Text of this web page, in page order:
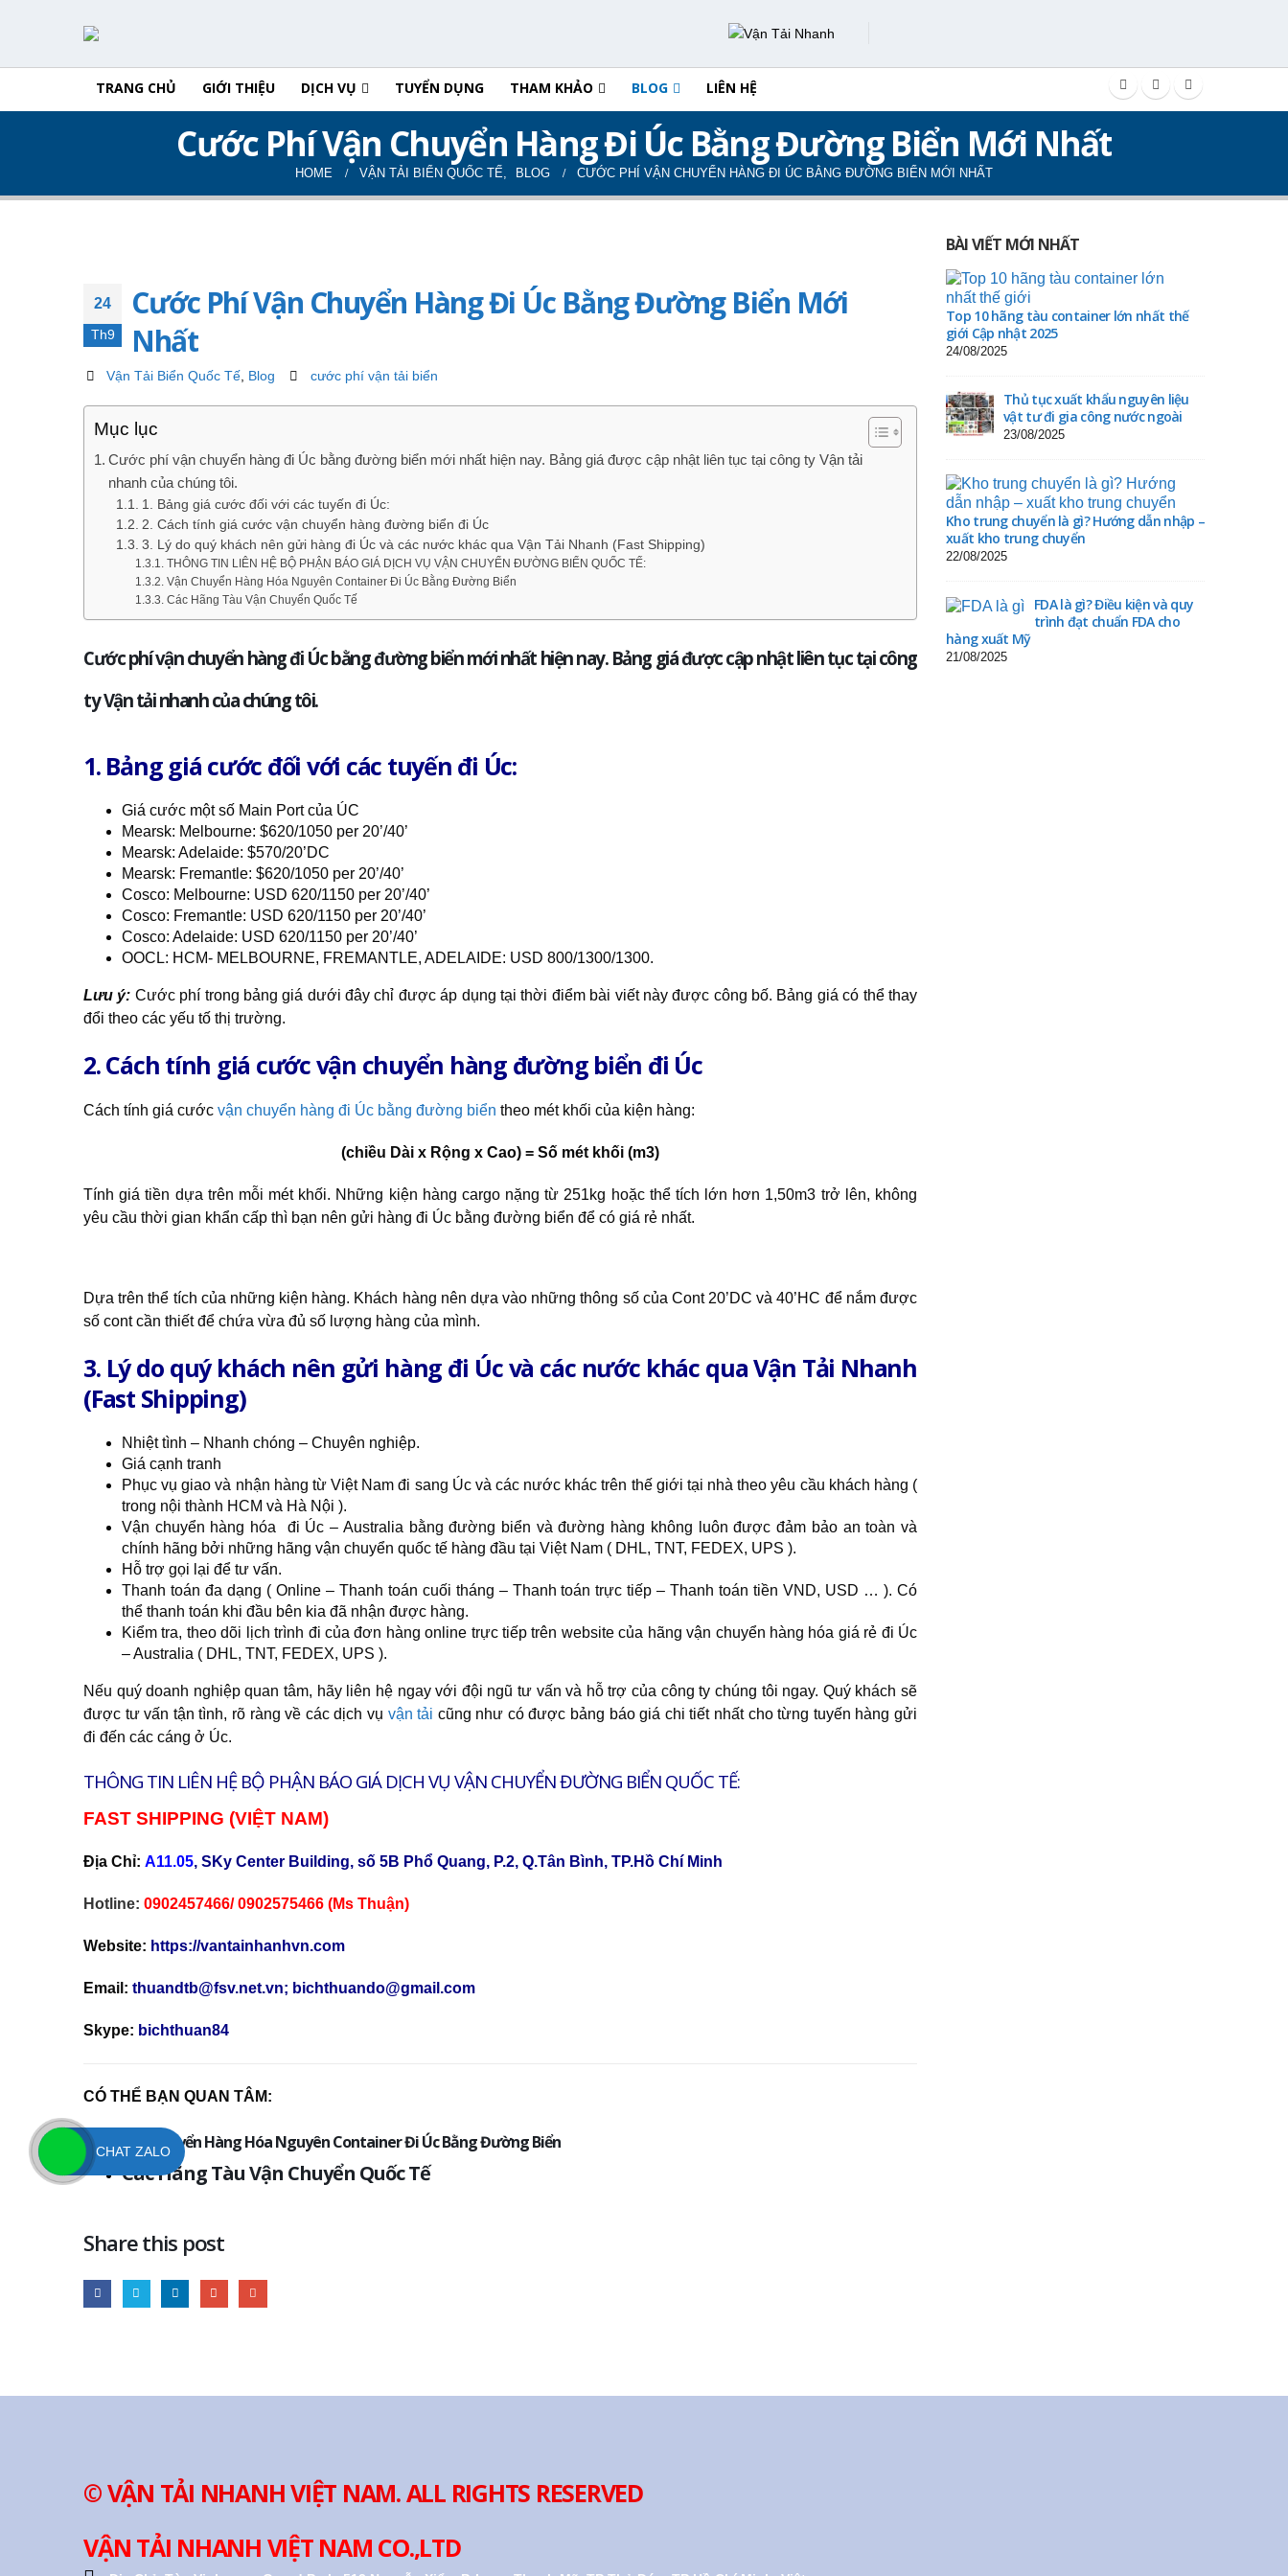
TRANG CHỦ GIỚI THIỆU DỊCH VỤ TUYỂN DỤNG THAM KHẢO BLOG LIÊN HỆ
Cước Phí Vận Chuyển Hàng Đi Úc Bằng Đường Biển Mới Nhất
HOME VẬN TẢI BIỂN QUỐC TẾ, BLOG CƯỚC PHÍ VẬN CHUYỂN HÀNG ĐI ÚC BẰNG ĐƯỜNG BIỂN MỚI NHẤT
24
Th9
Cước Phí Vận Chuyển Hàng Đi Úc Bằng Đường Biển Mới
Nhất
Vận Tải Biển Quốc Tế Blog cước phí vận tải biển
Mục lục
Cước phí vận chuyển hàng đi Úc bằng đường biển mới nhất hiện nay. Bảng giá được cập nhật liên tục tại công ty Vận tải
nhanh của chúng tôi.
1. Bảng giá cước đối với các tuyến đi Úc:
2. Cách tính giá cước vận chuyển hàng đường biển đi Úc
3. Lý do quý khách nên gửi hàng đi Úc và các nước khác qua Vận Tải Nhanh (Fast Shipping)
THÔNG TIN LIÊN HỆ BỘ PHẬN BÁO GIÁ DỊCH VỤ VẬN CHUYỂN ĐƯỜNG BIỂN QUỐC TẾ:
Vận Chuyển Hàng Hóa Nguyên Container Đi Úc Bằng Đường Biển
Các Hãng Tàu Vận Chuyển Quốc Tế
Cước phí vận chuyển hàng đi Úc bằng đường biển mới nhất hiện nay. Bảng giá được cập nhật liên tục tại công
ty Vận tải nhanh của chúng tôi.
1. Bảng giá cước đối với các tuyến đi Úc:
Giá cước một số Main Port của ÚC
Mearsk: Melbourne: $620/1050 per 20’/40’
Mearsk: Adelaide: $570/20’DC
Mearsk: Fremantle: $620/1050 per 20’/40’
Cosco: Melbourne: USD 620/1150 per 20’/40’
Cosco: Fremantle: USD 620/1150 per 20’/40’
Cosco: Adelaide: USD 620/1150 per 20’/40’
OOCL: HCM- MELBOURNE, FREMANTLE, ADELAIDE: USD 800/1300/1300.
Lưu ý: Cước phí trong bảng giá dưới đây chỉ được áp dụng tại thời điểm bài viết này được công bố. Bảng giá có thể thay
đổi theo các yếu tố thị trường.
2. Cách tính giá cước vận chuyển hàng đường biển đi Úc
Cách tính giá cước vận chuyển hàng đi Úc bằng đường biển theo mét khối của kiện hàng:
(chiều Dài x Rộng x Cao) = Số mét khối (m3)
Tính giá tiền dựa trên mỗi mét khối. Những kiện hàng cargo nặng từ 251kg hoặc thể tích lớn hơn 1,50m3 trở lên, không
yêu cầu thời gian khẩn cấp thì bạn nên gửi hàng đi Úc bằng đường biển để có giá rẻ nhất.
Dựa trên thể tích của những kiện hàng. Khách hàng nên dựa vào những thông số của Cont 20’DC và 40’HC để nắm được
số cont cần thiết để chứa vừa đủ số lượng hàng của mình.
3. Lý do quý khách nên gửi hàng đi Úc và các nước khác qua Vận Tải Nhanh
(Fast Shipping)
Nhiệt tình – Nhanh chóng – Chuyên nghiệp.
Giá cạnh tranh
Phục vụ giao và nhận hàng từ Việt Nam đi sang Úc và các nước khác trên thế giới tại nhà theo yêu cầu khách hàng (
trong nội thành HCM và Hà Nội ).
Vận chuyển hàng hóa đi Úc – Australia bằng đường biển và đường hàng không luôn được đảm bảo an toàn và
chính hãng bởi những hãng vận chuyển quốc tế hàng đầu tại Việt Nam ( DHL, TNT, FEDEX, UPS ).
Hỗ trợ gọi lại để tư vấn.
Thanh toán đa dạng ( Online – Thanh toán cuối tháng – Thanh toán trực tiếp – Thanh toán tiền VND, USD … ). Có
thể thanh toán khi đầu bên kia đã nhận được hàng.
Kiểm tra, theo dõi lịch trình đi của đơn hàng online trực tiếp trên website của hãng vận chuyển hàng hóa giá rẻ đi Úc
– Australia ( DHL, TNT, FEDEX, UPS ).
Nếu quý doanh nghiệp quan tâm, hãy liên hệ ngay với đội ngũ tư vấn và hỗ trợ của công ty chúng tôi ngay. Quý khách sẽ
được tư vấn tận tình, rõ ràng về các dịch vụ vận tải cũng như có được bảng báo giá chi tiết nhất cho từng tuyến hàng gửi
đi đến các cáng ở Úc.
THÔNG TIN LIÊN HỆ BỘ PHẬN BÁO GIÁ DỊCH VỤ VẬN CHUYỂN ĐƯỜNG BIỂN QUỐC TẾ:
FAST SHIPPING (VIỆT NAM)
Địa Chỉ: A11.05, SKy Center Building, số 5B Phổ Quang, P.2, Q.Tân Bình, TP.Hồ Chí Minh
Hotline: 0902457466/ 0902575466 (Ms Thuận)
Website: https://vantainhanhvn.com
Email: thuandtb@fsv.net.vn; bichthuando@gmail.com
Skype: bichthuan84
CÓ THỂ BẠN QUAN TÂM:
Vận Chuyển Hàng Hóa Nguyên Container Đi Úc Bằng Đường Biển
Các Hãng Tàu Vận Chuyển Quốc Tế
Share this post
BÀI VIẾT MỚI NHẤT
Top 10 hãng tàu container lớn nhất thế
giới Cập nhật 2025
24/08/2025
Thủ tục xuất khẩu nguyên liệu
vật tư đi gia công nước ngoài
23/08/2025
Kho trung chuyển là gì? Hướng dẫn nhập –
xuất kho trung chuyển
22/08/2025
FDA là gì? Điều kiện và quy
trình đạt chuẩn FDA cho
hàng xuất Mỹ
21/08/2025
© VẬN TẢI NHANH VIỆT NAM. ALL RIGHTS RESERVED
VẬN TẢI NHANH VIỆT NAM CO.,LTD
CHAT ZALO